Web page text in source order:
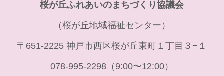
桜が丘ふれあいのまちづくり協議会
（桜が丘地域福祉センター）
〒651-2225 神戸市西区桜が丘東町１丁目３−１
078-995-2298（9:00〜12:00）